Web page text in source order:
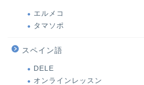
エルメコ
タマソポ
スペイン語
DELE
オンラインレッスン